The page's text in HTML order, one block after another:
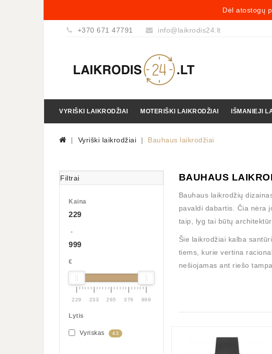
Dėl atostogų
+370 671 47791 info@laikrodis24.lt
VYRIŠKI LAIKRODŽIAI MOTERIŠKI LAIKRODŽIAI IŠMANIEJI
Vyriški laikrodžiai Bauhaus laikrodžiai
Filtrai
Kaina
229
-
999
€
229 233 265 376 999
Lytis
Vyriskas 43
BAUHAUS
Bauhaus laikrodžių
pavaldi dabartis. Čia nėra
taip, lyg tai būtų
Šie laikrodžiai kalba
tiems, kurie vertina
nešiojamas ant riešo